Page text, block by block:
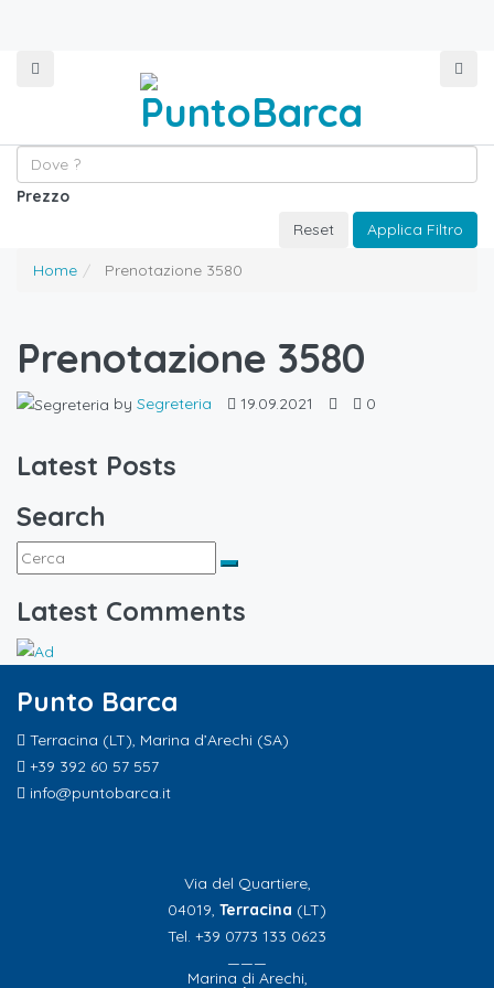
Prezzo
Reset
Applica Filtro
Home Prenotazione 3580
Prenotazione 3580
by Segreteria 19.09.2021 0
Latest Posts
Search
Latest Comments
Punto Barca
Terracina (LT), Marina d’Arechi (SA)
+39 392 60 57 557
info@puntobarca.it
Via del Quartiere,
04019, Terracina (LT)
Tel. +39 0773 133 0623
———
Marina di Arechi,